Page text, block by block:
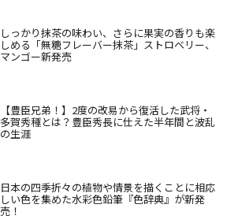
しっかり抹茶の味わい、さらに果実の香りも楽
しめる「無糖フレーバー抹茶」ストロベリー、
マンゴー新発売
【豊臣兄弟！】2度の改易から復活した武将・
多賀秀種とは？豊臣秀長に仕えた半年間と波乱
の生涯
日本の四季折々の植物や情景を描くことに相応
しい色を集めた水彩色鉛筆『色辞典』が新発
売！